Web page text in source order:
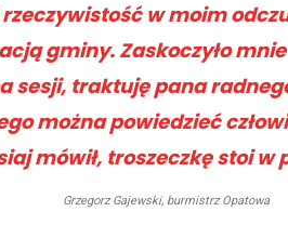
w moim
gminy. Zaskoczyło
sesji, traktuję pana
można powiedzieć
mówił, troszeczkę stoi w
Grzegorz Gajewski, burmistrz Opatowa